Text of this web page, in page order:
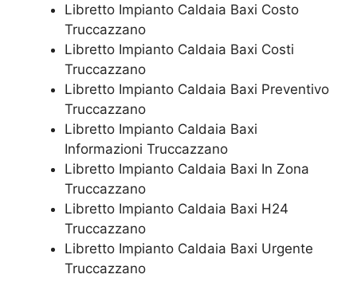
Libretto Impianto Caldaia Baxi Costo
Truccazzano
Libretto Impianto Caldaia Baxi Costi
Truccazzano
Libretto Impianto Caldaia Baxi Preventivo
Truccazzano
Libretto Impianto Caldaia Baxi
Informazioni Truccazzano
Libretto Impianto Caldaia Baxi In Zona
Truccazzano
Libretto Impianto Caldaia Baxi H24
Truccazzano
Libretto Impianto Caldaia Baxi Urgente
Truccazzano